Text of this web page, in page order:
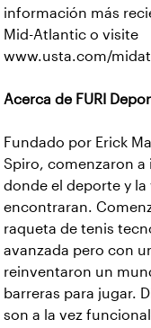
información más
Mid-Atlantic o visite
www.usta.com/
Acerca de FURI
Fundado por Erick
Spiro, comenzaron
donde el deporte y
encontraran.
raqueta de tenis
avanzada pero con
reinventaron un
barreras para jugar.
son a la vez